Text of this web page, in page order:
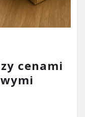
cenami